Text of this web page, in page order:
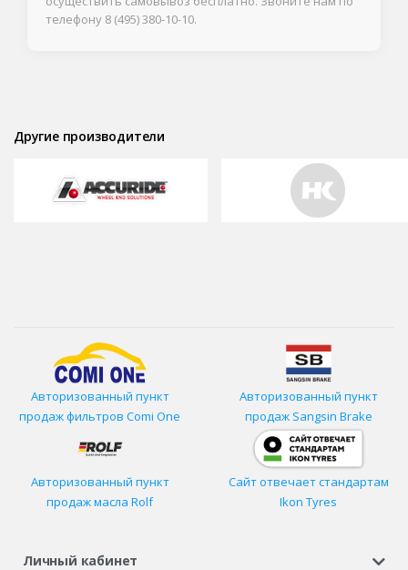
телефону 8 (495) 380-10-10.
Другие производители
Авторизованный пункт
продаж фильтров Comi One
Авторизованный пункт
продаж Sangsin Brake
Авторизованный пункт
продаж масла Rolf
Сайт отвечает стандартам
Ikon Tyres
Личный кабинет